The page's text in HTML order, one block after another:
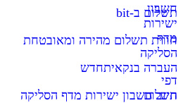
חשבון
ישירות
מדף
הסליקה
דפי
תשלום
תשלום ב-bit
חווית תשלום מהירה ומאובטחת
העברה בנקאיתחדש
חיוב חשבון ישירות מדף הסליקה